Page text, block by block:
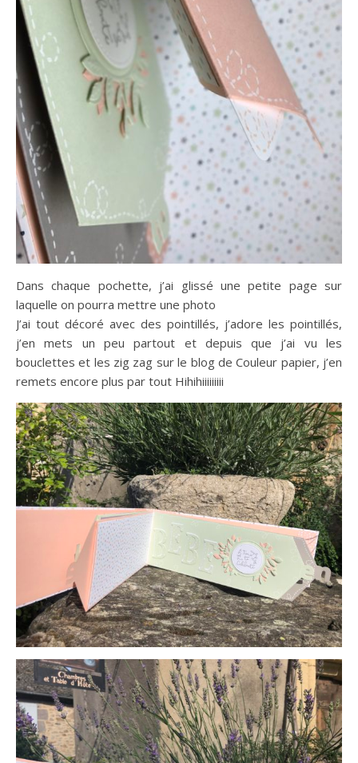
Dans chaque pochette, j’ai glissé une petite page sur
laquelle on pourra mettre une photo
J’ai tout décoré avec des pointillés, j’adore les pointillés,
j’en mets un peu partout et depuis que j’ai vu les
bouclettes et les zig zag sur le blog de Couleur papier, j’en
remets encore plus par tout Hihihiiiiiiiii